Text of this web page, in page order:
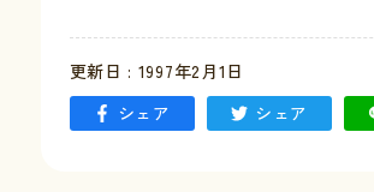
更新日 : 1997年2月1日
シェア
シェア
例規集